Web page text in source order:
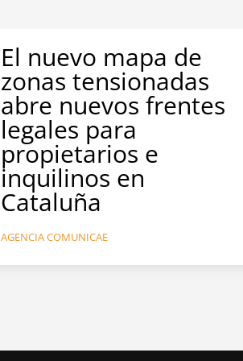
El nuevo mapa de
zonas tensionadas
abre nuevos frentes
legales para
propietarios e
inquilinos en
Cataluña
AGENCIA COMUNICAE